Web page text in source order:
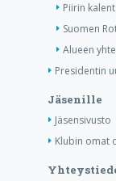
Piirin
Suomen
Alueen
Presidentin
Jäsenille
Jäsensivusto
Klubin omat